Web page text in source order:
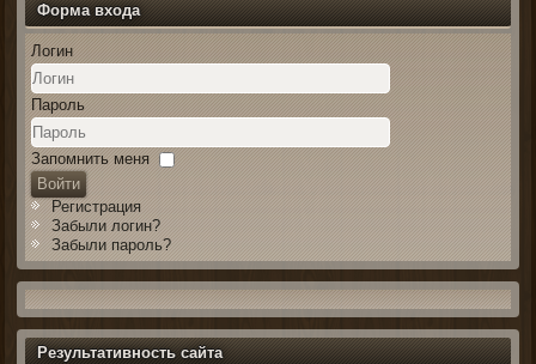
Форма входа
Логин
Пароль
Запомнить меня
Войти
Регистрация
Забыли логин?
Забыли пароль?
Результативность сайта